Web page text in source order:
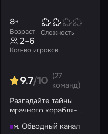
Возраст
8+
Сложность
Кол-во игроков
2–6
9.7/10
(27
команд)
Разгадайте тайны
мрачного корабля-
выход
м. Обводный канал